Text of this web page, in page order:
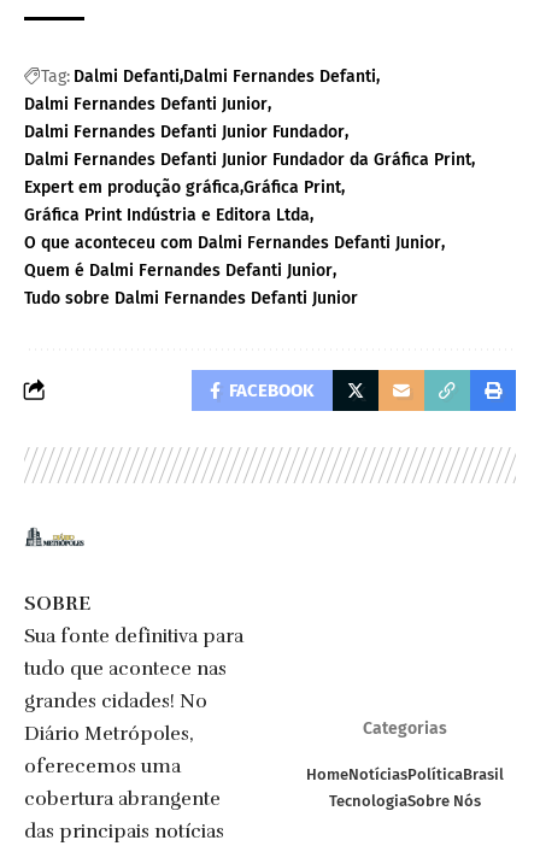
Tag: Dalmi Defanti Dalmi Fernandes Defanti
Dalmi Fernandes Defanti Junior
Dalmi Fernandes Defanti Junior Fundador
Dalmi Fernandes Defanti Junior Fundador da Gráfica Print
Expert em produção gráfica Gráfica Print
Gráfica Print Indústria e Editora Ltda
O que aconteceu com Dalmi Fernandes Defanti Junior
Quem é Dalmi Fernandes Defanti Junior
Tudo sobre Dalmi Fernandes Defanti Junior
FACEBOOK
SOBRE
Sua fonte definitiva para
tudo que acontece nas
grandes cidades! No
Diário Metrópoles,
oferecemos uma
cobertura abrangente
das principais notícias
Categorias
HomeNotíciasPolíticaBrasil
TecnologiaSobre Nós